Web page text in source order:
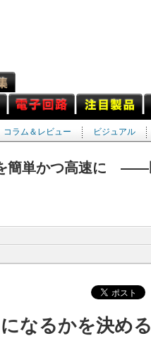
コラム＆レビュー ビジュアル
簡単かつ高速に ――
なるかを決め